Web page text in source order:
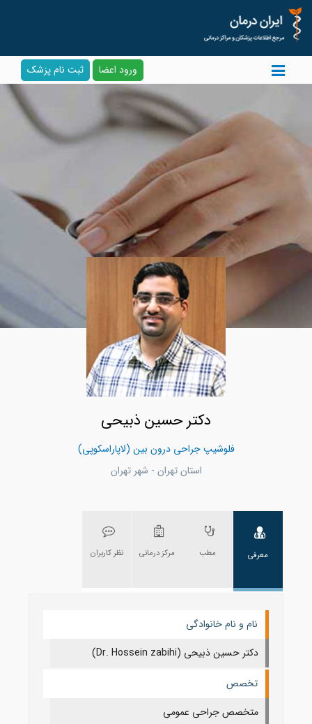
ورود اعضا ثبت نام پزشک
دکتر حسین ذبیحی
فلوشیپ جراحی درون بین (لاپاراسکوپی)
استان تهران - شهر تهران
معرفی مطب مرکز درمانی نظر کاربران
نام و نام خانوادگی
دکتر حسین ذبیحی (Dr. Hossein zabihi)
تخصص
متخصص جراحی عمومی